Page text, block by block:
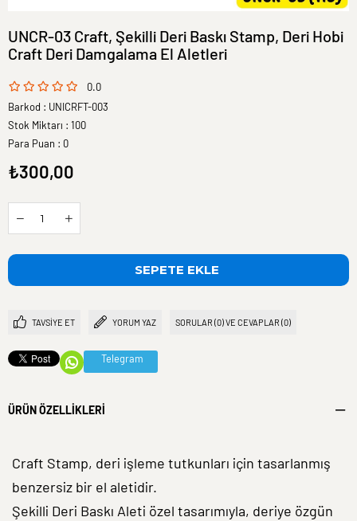
UNCR-03 Craft, Şekilli Deri Baskı Stamp, Deri Hobi
Craft Deri Damgalama El Aletleri
0.0
Barkod : UNICRFT-003
Stok Miktarı : 100
Para Puan : 0
₺300,00
TAVSIYE ET YORUM YAZ SORULAR (0) VE CEVAPLAR (0)
Telegram
ÜRÜN ÖZELLIKLERI
Craft Stamp, deri işleme tutkunları için tasarlanmış
benzersiz bir el aletidir.
Şekilli Deri Baskı Aleti özel tasarımıyla, deriye özgün